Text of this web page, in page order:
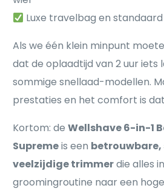
Luxe travelbag en
Als we één klein minpunt
dat de oplaadtijd van 2 uur iets
sommige snellaad-modellen.
prestaties en het comfort is
Kortom: deWellshave 6-in-1
Supremeis een
veelzijdige trimmerdie alles
groomingroutine naar een